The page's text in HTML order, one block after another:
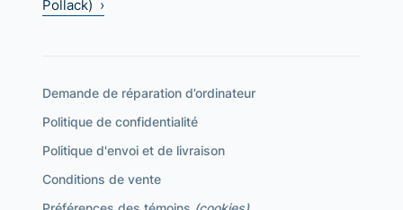
Pollack) ›
Demande de réparation d’ordinateur
Politique de confidentialité
Politique d'envoi et de livraison
Conditions de vente